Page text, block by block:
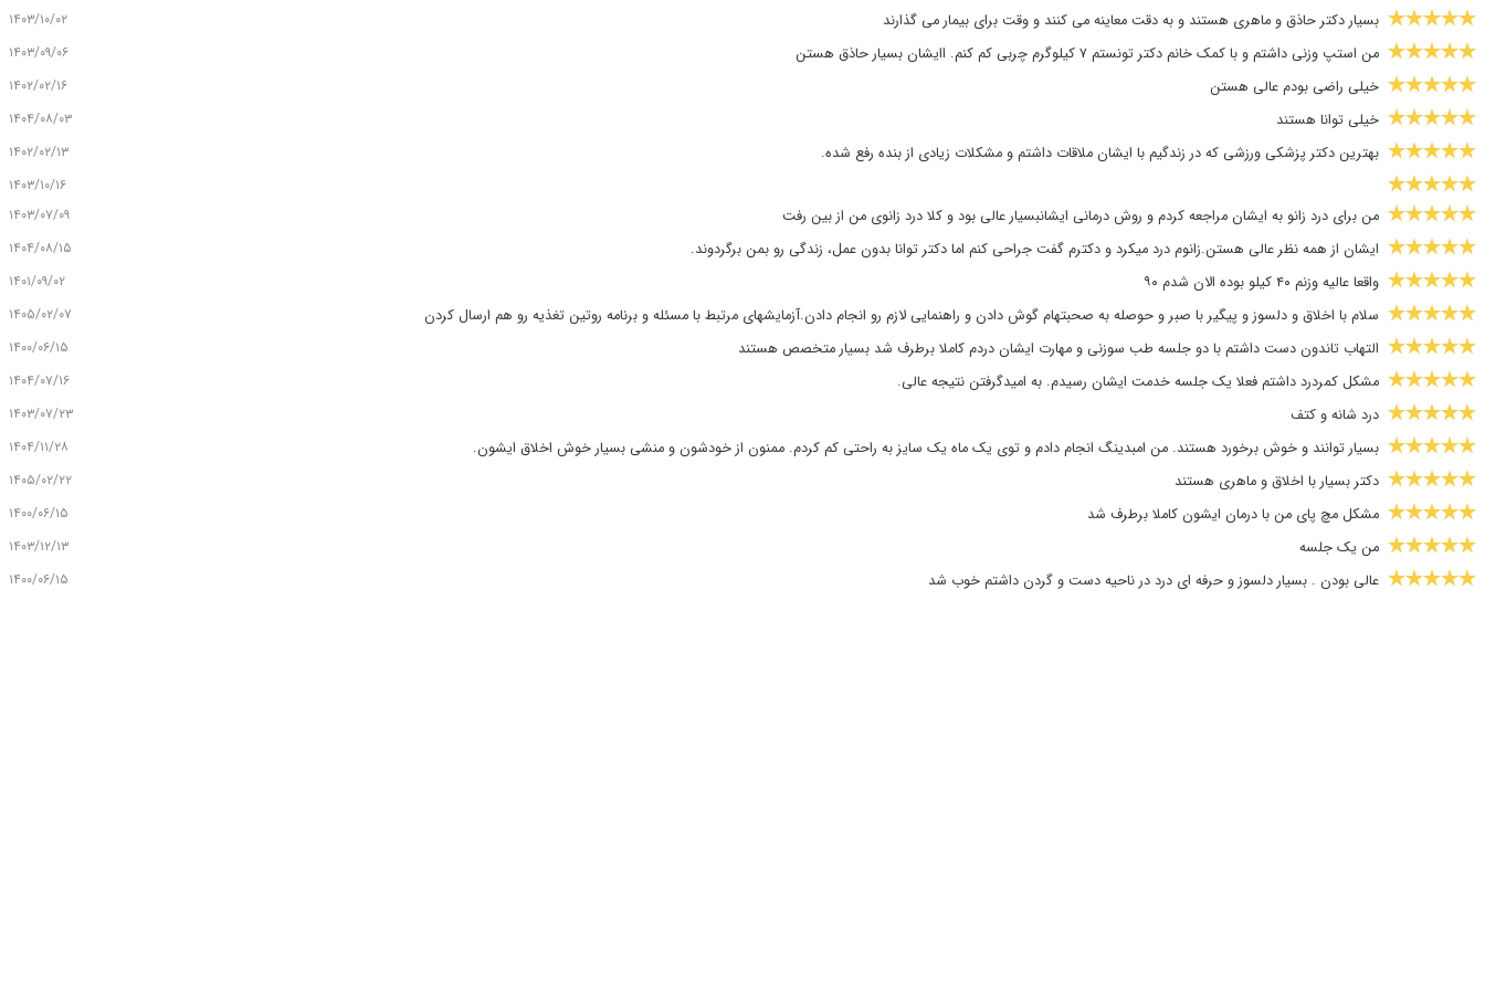
بسیار دکتر حاذق و ماهری هستند و به دقت معاینه می کنند و وقت برای بیمار می گذارند ۱۴۰۳/۱۰/۰۲
من استپ وزنی داشتم و با کمک خانم دکتر تونستم ۷ کیلوگرم چربی کم کنم. اایشان بسیار حاذق هستن ۱۴۰۳/۰۹/۰۶
خیلی راضی بودم عالی هستن ۱۴۰۲/۰۲/۱۶
خیلی توانا هستند ۱۴۰۴/۰۸/۰۳
بهترین دکتر پزشکی ورزشی که در زندگیم با ایشان ملاقات داشتم و مشکلات زیادی از بنده رفع شده.
۱۴۰۲/۰۲/۱۳
۱۴۰۳/۱۰/۱۶
من برای درد زانو به ایشان مراجعه کردم و روش درمانی ایشانبسیار عالی بود و کلا درد زانوی من از بین رفت ۱۴۰۳/۰۷/۰۹
ایشان از همه نظر عالی هستن.زانوم درد میکرد و دکترم گفت جراحی کنم اما دکتر توانا بدون عمل، زندگی رو بمن برگردوند. ۱۴۰۴/۰۸/۱۵
واقعا عالیه وزنم ۴۰ کیلو بوده الان شدم ۹۰ ۱۴۰۱/۰۹/۰۲
سلام با اخلاق و دلسوز و پیگیر با صبر و حوصله به صحبتهام گوش دادن و راهنمایی لازم رو انجام دادن.آزمایشهای مرتبط با مسئله و برنامه روتین تغذیه رو هم ارسال کردن ۱۴۰۵/۰۲/۰۷
التهاب تاندون دست داشتم با دو جلسه طب سوزنی و مهارت ایشان دردم کاملا برطرف شد بسیار متخصص هستند ۱۴۰۰/۰۶/۱۵
مشکل کمردرد داشتم فعلا یک جلسه خدمت ایشان رسیدم. به امیدگرفتن نتیجه عالی. ۱۴۰۴/۰۷/۱۶
درد شانه و کتف ۱۴۰۳/۰۷/۲۳
بسیار توانند و خوش برخورد هستند. من امبدینگ انجام دادم و توی یک ماه یک سایز به راحتی کم کردم. ممنون از خودشون و منشی بسیار خوش اخلاق ایشون. ۱۴۰۴/۱۱/۲۸
دکتر بسیار با اخلاق و ماهری هستند ۱۴۰۵/۰۲/۲۲
مشکل مچ پای من با درمان ایشون کاملا برطرف شد ۱۴۰۰/۰۶/۱۵
من یک جلسه ۱۴۰۳/۱۲/۱۳
عالی بودن . بسیار دلسوز و حرفه ای درد در ناحیه دست و گردن داشتم خوب شد ۱۴۰۰/۰۶/۱۵